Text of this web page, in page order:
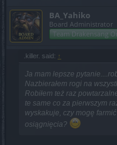
BA_Yahiko
Board Administrator
Team Drakensang
.killer. said: ↑
Ja mam lepsze
Nazbierałem rogi na
Robiłem też raz
te same co za pierwszym
wyskakuje, czy mogę
osiągnięcia?